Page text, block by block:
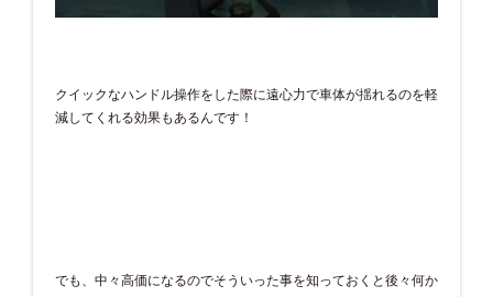
クイックなハンドル操作をした際に遠心力で車体が揺れるのを軽
減してくれる効果もあるんです！
でも、中々高価になるのでそういった事を知っておくと後々何か